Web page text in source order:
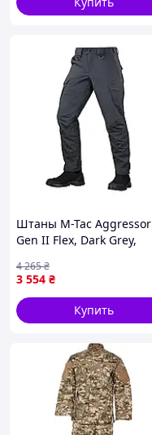
Штаны M-Tac Aggressor
Gen II Flex, Dark Grey,
эластичные вставки,
Teflon.
3 554 ₴
4 265₴
Купить